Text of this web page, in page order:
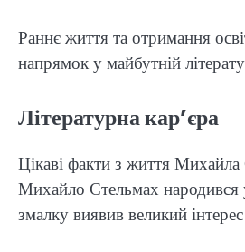
Раннє життя та отримання
напрямок у майбутній
Літературна кар’єра
Цікаві факти з життя
Михайло Стельмах народився
змалку виявив великий